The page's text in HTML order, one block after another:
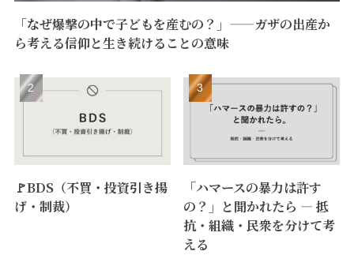
「なぜ爆撃の中で子どもを産むの？」——ガザの出産か
ら考える信仰と生き続けることの意味
🚩BDS（不買・投資引き揚
げ・制裁）
「ハマースの暴力は許す
の？」と聞かれたら ― 抵
抗・組織・民衆を分けて考
える